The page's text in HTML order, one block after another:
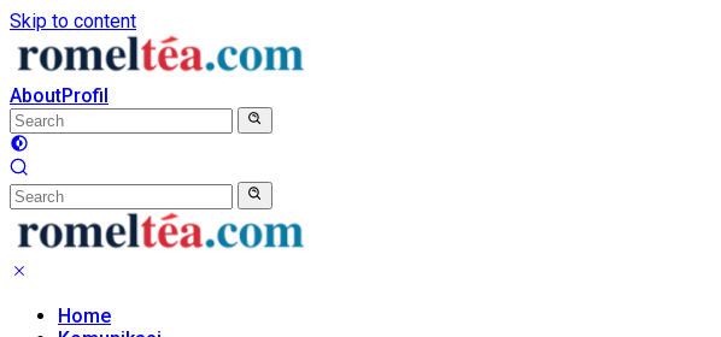
Skip to content
AboutProfil
Home